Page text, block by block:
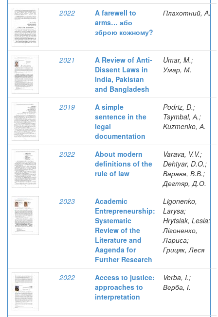
2022
A farewell to
arms… або
зброю кожному?
Плахотний, А.
2021
A Review of Anti-
Dissent Laws in
India, Pakistan
and Bangladesh
Umar, M.;
Умар, М.
2019
A simple
sentence in the
legal
documentation
Podriz, D.;
Tsymbal, А.;
Kuzmenko, А.
2022
About modern
definitions of the
rule of law
Varava, V.V.;
Dehtyar, D.O.;
Варава, В.В.;
Дегтяр, Д.О.
2023
Academic
Entrepreneurship:
Systematic
Review of the
Literature and
Aagenda for
Further Research
Ligonenko,
Larysa;
Hrytsiak, Lesia;
Лігоненко,
Лариса;
Грицяк, Леся
2022
Access to justice:
approaches to
interpretation
Verba, I.;
Верба, І.